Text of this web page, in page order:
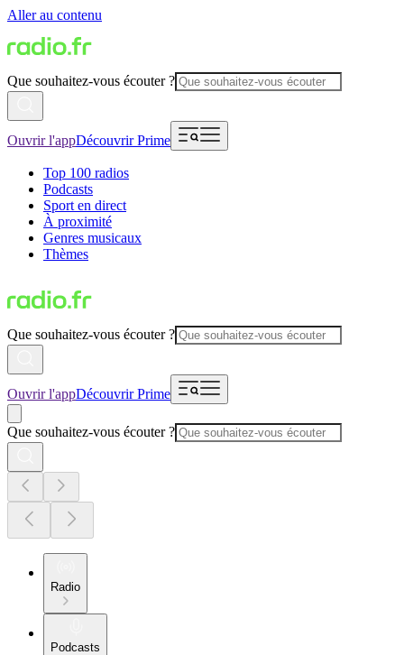
Aller au contenu
Que souhaitez-vous écouter ?
Ouvrir l'appDécouvrir Prime
Top 100 radios
Podcasts
Sport en direct
À proximité
Genres musicaux
Thèmes
Que souhaitez-vous écouter ?
Ouvrir l'appDécouvrir Prime
Que souhaitez-vous écouter ?
Radio
Podcasts